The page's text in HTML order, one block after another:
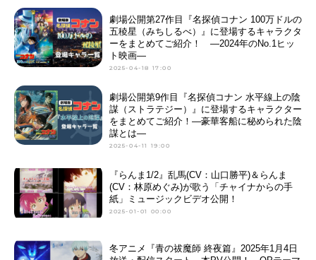
劇場公開第27作目『名探偵コナン 100万ドルの
五稜星（みちしるべ）』に登場するキャラクタ
ーをまとめてご紹介！ ―2024年のNo.1ヒッ
ト映画―
2025-04-18 17:00
劇場公開第9作目『名探偵コナン 水平線上の陰
謀（ストラテジー）』に登場するキャラクター
をまとめてご紹介！―豪華客船に秘められた陰
謀とは―
2025-04-11 19:00
『らんま1/2』乱馬(CV：山口勝平)＆らんま
(CV：林原めぐみ)が歌う「チャイナからの手
紙」ミュージックビデオ公開！
2025-01-01 00:00
冬アニメ『青の祓魔師 終夜篇』2025年1月4日